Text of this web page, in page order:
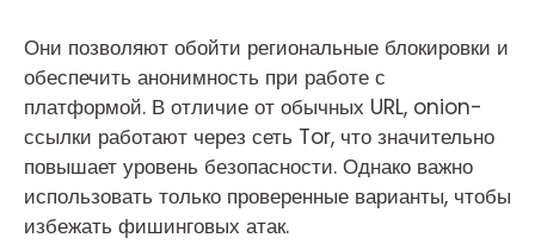
Они позволяют обойти региональные блокировки и
обеспечить анонимность при работе с
платформой. В отличие от обычных URL, onion-
ссылки работают через сеть Tor, что значительно
повышает уровень безопасности. Однако важно
использовать только проверенные варианты, чтобы
избежать фишинговых атак.